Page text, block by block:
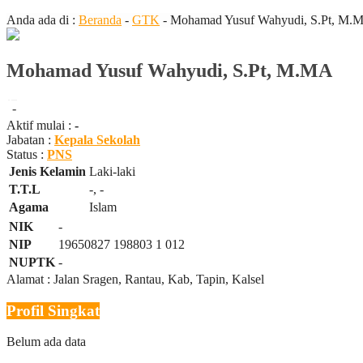
Anda ada di : Beranda - GTK - Mohamad Yusuf Wahyudi, S.Pt,
Mohamad Yusuf Wahyudi, S.Pt, M.MA
-
Aktif mulai : -
Jabatan : Kepala Sekolah
Status : PNS
Jenis Kelamin Laki-laki
T.T.L
-, -
Agama
Islam
NIK
-
NIP
19650827 198803 1 012
NUPTK -
Alamat : Jalan Sragen, Rantau, Kab, Tapin, Kalsel
Profil Singkat
Belum ada data